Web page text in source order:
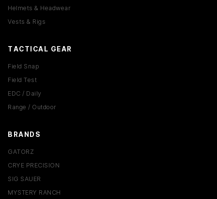
Helmets & Headwear
Vests & Rigs
TACTICAL GEAR
Field Snap
Field Test
EDC / Daily
Range / Outdoor
BRANDS
GATORZ
CRYE PRECISION
SIG SAUER
MYSTERY RANCH